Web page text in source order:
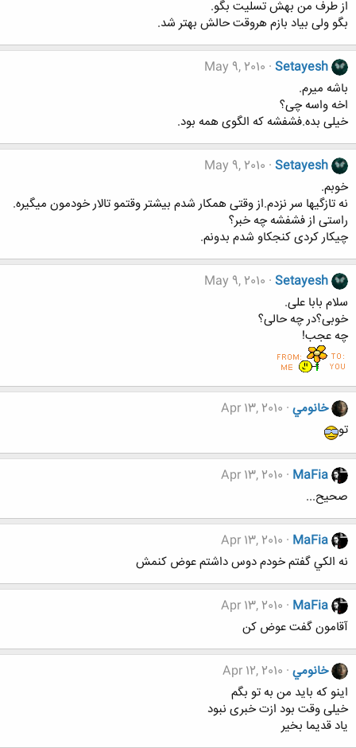
از طرف من بهش تسلیت بگو.
بگو ولی بیاد بازم هروقت حالش بهتر شد.
Setayesh
May 9, 2010
باشه میرم.
اخه واسه چی؟
خیلی بده.فشفشه که الگوی همه بود.
Setayesh
May 9, 2010
خوبم.
نه تازگیها سر نزدم.از وقتی همکار شدم بیشتر وقتمو تالار خودمون میگیره.
راستی از فشفشه چه خبر؟
چیکار کردی کنجکاو شدم بدونم.
Setayesh
May 9, 2010
سلام بابا علی.
خوبی؟در چه حالی؟
چه عجب!
خانومي Apr 13, 2010
تو
MaFia
Apr 13, 2010
صحيح...
MaFia
Apr 13, 2010
نه الكي گفتم خودم دوس داشتم عوض كنمش
MaFia
Apr 13, 2010
آقامون گفت عوض كن
خانومي Apr 12, 2010
اینو که باید من به تو بگم
خیلی وقت بود ازت خبری نبود
یاد قدیما بخیر